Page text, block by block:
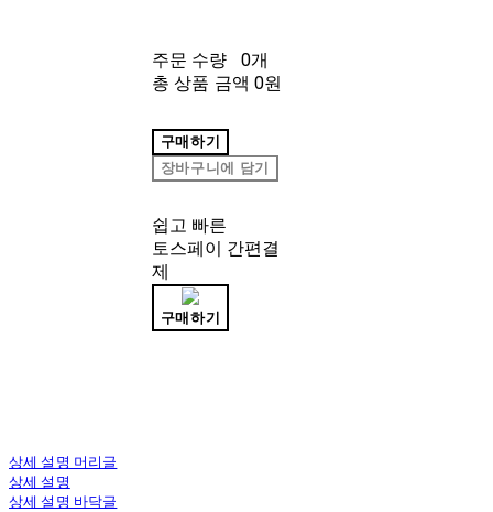
주문 수량
0개
총 상품 금액 0원
구매하기
장바구니에 담기
쉽고 빠른
토스페이 간편결
제
구매하기
상세 설명 머리글
상세 설명
상세 설명 바닥글